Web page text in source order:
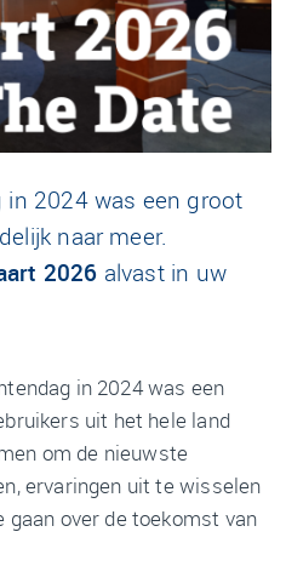
in 2024 was een groot
naar meer.
2026 alvast in uw
in 2024 was een
uit het hele land
om de nieuwste
ervaringen uit te wisselen
over de toekomst van